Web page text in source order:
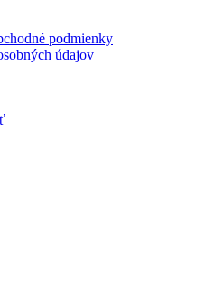
podmienky
údajov